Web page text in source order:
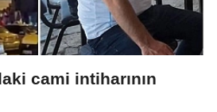
cami intiharının